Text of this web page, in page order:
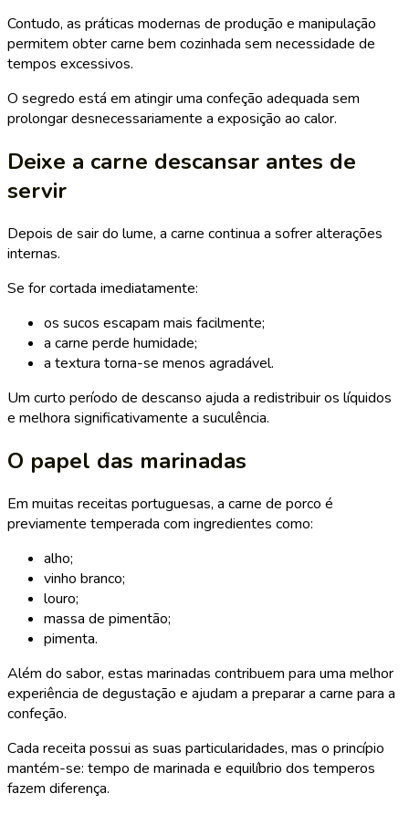
Contudo, as práticas modernas de produção e manipulação
permitem obter carne bem cozinhada sem necessidade de
tempos excessivos.
O segredo está em atingir uma confeção adequada sem
prolongar desnecessariamente a exposição ao calor.
Deixe a carne descansar antes de
servir
Depois de sair do lume, a carne continua a sofrer alterações
internas.
Se for cortada imediatamente:
os sucos escapam mais facilmente;
a carne perde humidade;
a textura torna-se menos agradável.
Um curto período de descanso ajuda a redistribuir os líquidos
e melhora significativamente a suculência.
O papel das marinadas
Em muitas receitas portuguesas, a carne de porco é
previamente temperada com ingredientes como:
alho;
vinho branco;
louro;
massa de pimentão;
pimenta.
Além do sabor, estas marinadas contribuem para uma melhor
experiência de degustação e ajudam a preparar a carne para a
confeção.
Cada receita possui as suas particularidades, mas o princípio
mantém-se: tempo de marinada e equilíbrio dos temperos
fazem diferença.